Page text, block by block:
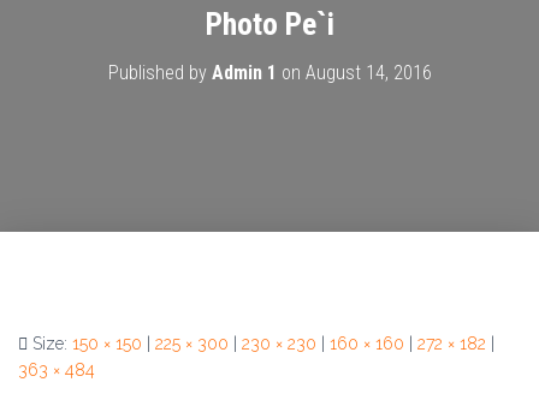
Photo Pe`i
Published by Admin 1 on August 14, 2016
Size: 150 × 150 225 × 300 230 × 230 160 × 160 272 × 182
363 × 484